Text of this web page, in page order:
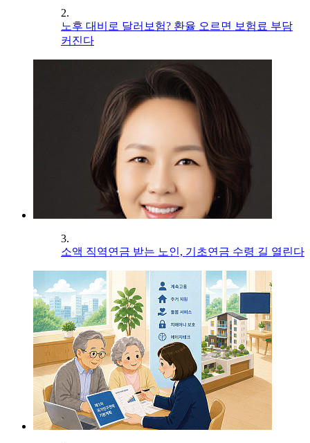
2.
노후 대비로 달러보험? 환율 오르면 보험료 부담
커진다
3.
소액 직역연금 받는 노인, 기초연금 수령 길 열린다